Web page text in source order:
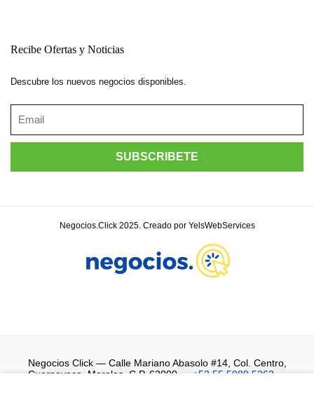
Recibe Ofertas y Noticias
Descubre los nuevos negocios disponibles.
Negocios.Click 2025. Creado por YelsWebServices
Negocios Click— Calle Mariano Abasolo #14, Col. Centro,
Cuernavaca, Morelos, C.P. 62000 —
+52 55 5989 5262